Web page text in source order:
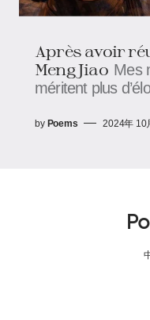
Après avoir
Meng Jiao Mes
méritent plus
by Poems 2024年 10